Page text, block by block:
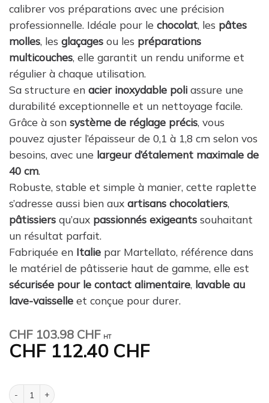
calibrer vos préparations avec une précision
professionnelle. Idéale pour le chocolat, les pâtes
molles, les glaçages ou les préparations
multicouches, elle garantit un rendu uniforme et
régulier à chaque utilisation.
Sa structure en acier inoxydable poli assure une
durabilité exceptionnelle et un nettoyage facile.
Grâce à son système de réglage précis, vous
pouvez ajuster l’épaisseur de 0,1 à 1,8 cm selon vos
besoins, avec une largeur d’étalement maximale de
40 cm.
Robuste, stable et simple à manier, cette raplette
s’adresse aussi bien aux artisans chocolatiers,
pâtissiers qu’aux passionnés exigeants souhaitant
un résultat parfait.
Fabriquée en Italie par Martellato, référence dans
le matériel de pâtisserie haut de gamme, elle est
sécurisée pour le contact alimentaire, lavable au
lave-vaisselle et conçue pour durer.
CHF103.98 CHF HT
CHF112.40 CHF
quantité de Raplette réglable en acier inoxydable